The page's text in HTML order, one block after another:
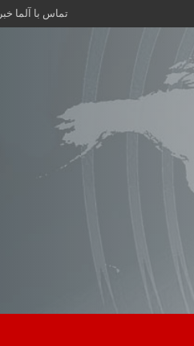
تماس با آلما خبر